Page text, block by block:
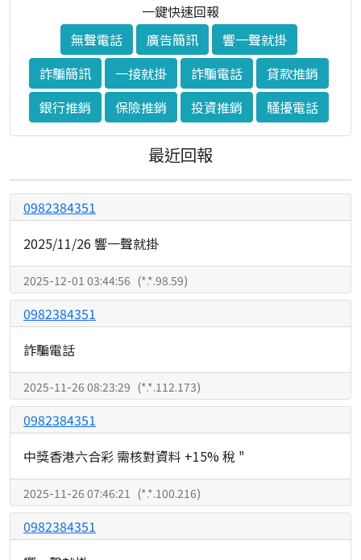
一鍵快速回報
無聲電話
廣告簡訊
響一聲就掛
詐騙簡訊
一接就掛 詐騙電話
貸款推銷
銀行推銷
保險推銷 投資推銷 騷擾電話
最近回報
0982384351
2025/11/26 響一聲就掛
2025-12-01 03:44:56 (*.*.98.59)
0982384351
詐騙電話
2025-11-26 08:23:29 (*.*.112.173)
0982384351
中獎香港六合彩 需核對資料 +15% 稅 "
2025-11-26 07:46:21 (*.*.100.216)
0982384351